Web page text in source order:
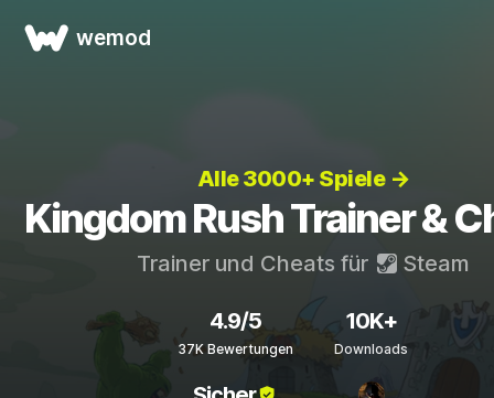
wemod
Alle 3000+ Spiele →
Kingdom Rush Trainer &
Trainer und Cheats für Steam
4.9/5
37K Bewertungen
10K+
Downloads